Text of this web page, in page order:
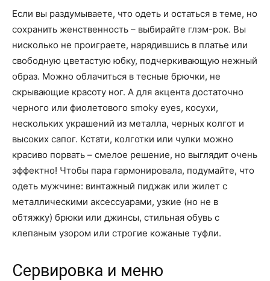
Если вы раздумываете, что одеть и остаться в теме, но
сохранить женственность – выбирайте глэм-рок. Вы
нисколько не проиграете, нарядившись в платье или
свободную цветастую юбку, подчеркивающую нежный
образ. Можно облачиться в тесные брючки, не
скрывающие красоту ног. А для акцента достаточно
черного или фиолетового smoky eyes, косухи,
нескольких украшений из металла, черных колгот и
высоких сапог. Кстати, колготки или чулки можно
красиво порвать – смелое решение, но выглядит очень
эффектно! Чтобы пара гармонировала, подумайте, что
одеть мужчине: винтажный пиджак или жилет с
металлическими аксессуарами, узкие (но не в
обтяжку) брюки или джинсы, стильная обувь с
клепаным узором или строгие кожаные туфли.
Сервировка и меню